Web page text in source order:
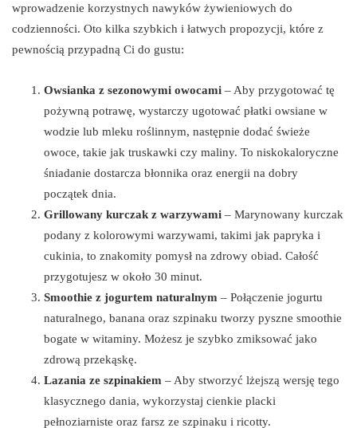
wprowadzenie korzystnych nawyków żywieniowych do
codzienności. Oto kilka szybkich i łatwych propozycji, które z
pewnością przypadną Ci do gustu:
Owsianka z sezonowymi owocami – Aby przygotować tę
pożywną potrawę, wystarczy ugotować płatki owsiane w
wodzie lub mleku roślinnym, następnie dodać świeże
owoce, takie jak truskawki czy maliny. To niskokaloryczne
śniadanie dostarcza błonnika oraz energii na dobry
początek dnia.
Grillowany kurczak z warzywami – Marynowany kurczak
podany z kolorowymi warzywami, takimi jak papryka i
cukinia, to znakomity pomysł na zdrowy obiad. Całość
przygotujesz w około 30 minut.
Smoothie z jogurtem naturalnym – Połączenie jogurtu
naturalnego, banana oraz szpinaku tworzy pyszne smoothie
bogate w witaminy. Możesz je szybko zmiksować jako
zdrową przekąskę.
Lazania ze szpinakiem – Aby stworzyć lżejszą wersję tego
klasycznego dania, wykorzystaj cienkie placki
pełnoziarniste oraz farsz ze szpinaku i ricotty.